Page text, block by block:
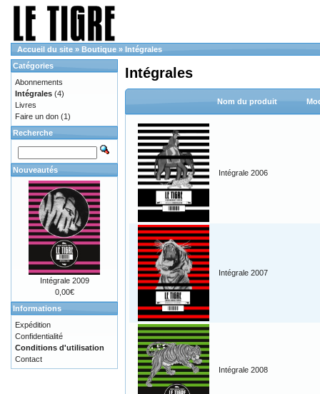
Accueil du site » Boutique » Intégrales
Intégrales
Nom du produit
Intégrale 2006
Intégrale 2007
Intégrale 2008
Catégories
Abonnements
Intégrales (4)
Livres
Faire un don (1)
Recherche
Nouveautés
Intégrale 2009
0,00€
Informations
Expédition
Confidentialité
Conditions d'utilisation
Contact